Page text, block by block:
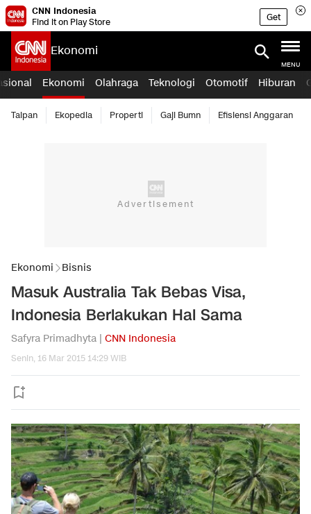
CNN Indonesia
Find it on Play Store
Get
Ekonomi
MENU
Ekonomi Olahraga Teknologi Otomotif Hiburan
Taipan Ekopedia Properti Gaji Bumn Efisiensi Anggaran
Ekonomi Bisnis
Masuk Australia Tak Bebas Visa,
Indonesia Berlakukan Hal Sama
Safyra Primadhyta | CNN Indonesia
Senin, 16 Mar 2015 14:29 WIB